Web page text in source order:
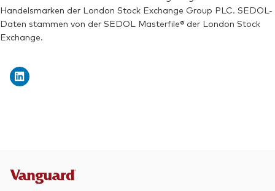
Handelsmarken der London Stock Exchange Group PLC. SEDOL-
Daten stammen von der SEDOL Masterfile® der London Stock
Exchange.